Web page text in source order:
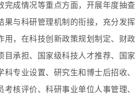
完成情况等重点方面，开展年度抽查
果与科研管理机制的衔接，充分发挥
用，在科技创新政策规划制定、财政
目承担、国家级科技人才推荐、国家
专业设置、研究生和博士后招收、
核评价、科研事业单位人事管理、